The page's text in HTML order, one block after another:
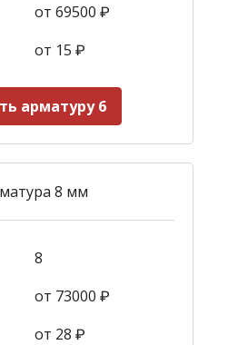
от 69500 ₽
от 15 ₽
арматуру 6
8 мм
8
от 73000 ₽
от 28 ₽